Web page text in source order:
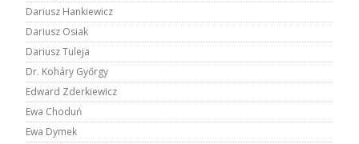
Dariusz Hankiewicz
Dariusz Osiak
Dariusz Tuleja
Dr. Koháry Győrgy
Edward Zderkiewicz
Ewa Choduń
Ewa Dymek